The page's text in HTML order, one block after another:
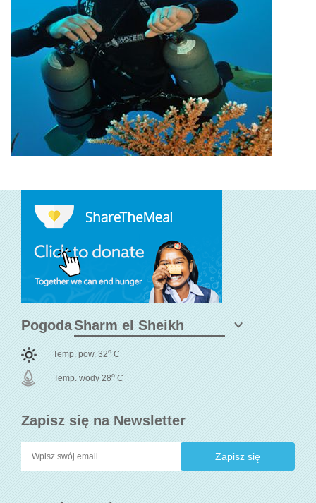
Zapisz się na Newsletter
Pogoda
Temp. pow. 32o C
Temp. wody 28o C